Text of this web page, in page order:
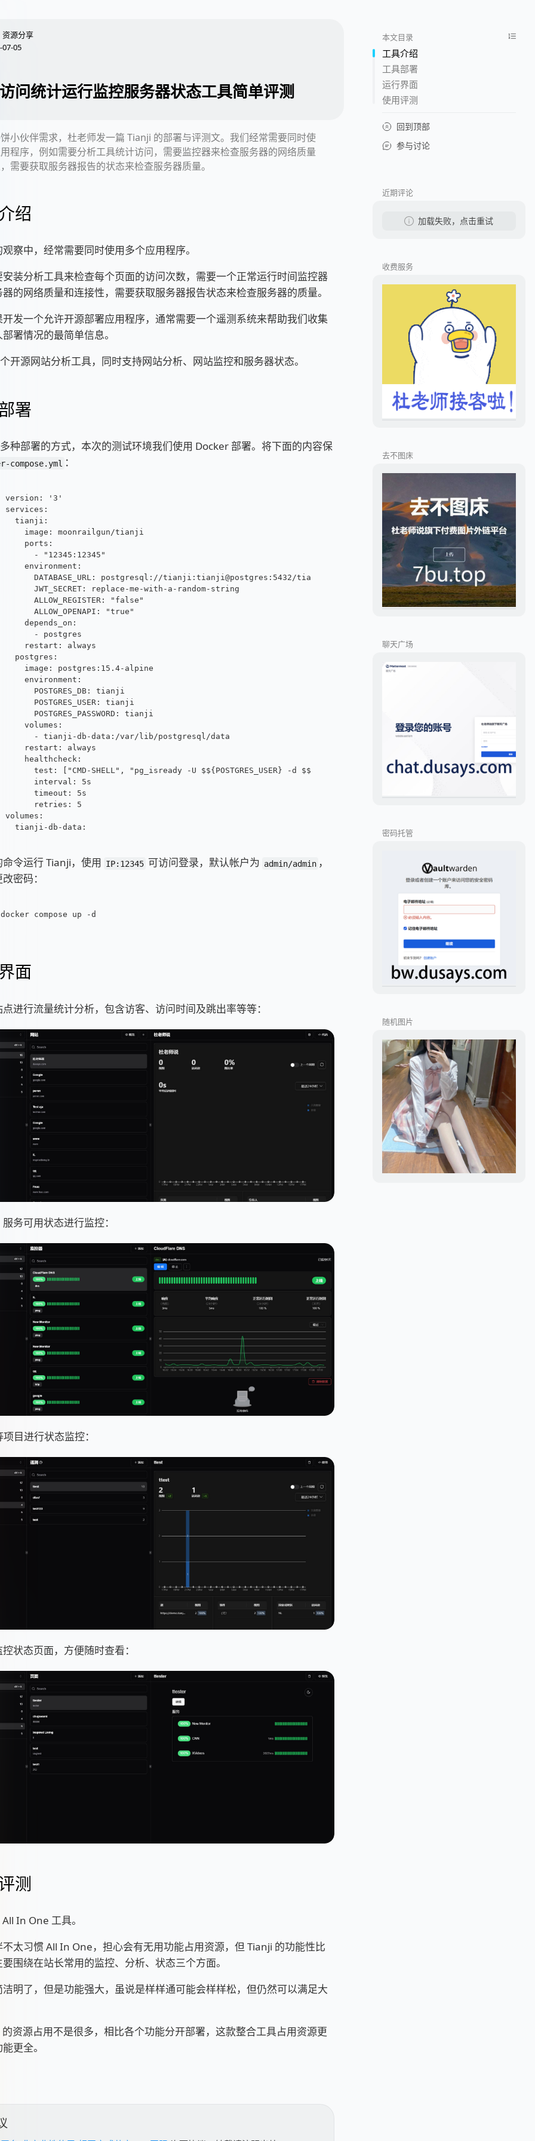
资源分享
07-05
问统计运行监控服务器状态工具简单评测
小伙伴需求，杜老师发一篇 Tianji 的部署与评测文。我们经常需要同时使
程序，例如需要分析工具统计访问，需要监控器来检查服务器的网络质量
需要获取服务器报告的状态来检查服务器质量。
绍
察中，经常需要同时使用多个应用程序。
装分析工具来检查每个页面的访问次数，需要一个正常运行时间监控器
的网络质量和连接性，需要获取服务器报告状态来检查服务器的质量。
发一个允许开源部署应用程序，通常需要一个遥测系统来帮助我们收集
署情况的最简单信息。
开源网站分析工具，同时支持网站分析、网站监控和服务器状态。
署
种部署的方式，本次的测试环境我们使用 Docker 部署。将下面的内容保
compose.yml ：
version: '3'
services:
  tianji:
    image: moonrailgun/tianji
    ports:
      - "12345:12345"
    environment:
      DATABASE_URL: postgresql://tianji:tianji@postgres:5432/tianji
      JWT_SECRET: replace-me-with-a-random-string
      ALLOW_REGISTER: "false"
      ALLOW_OPENAPI: "true"
    depends_on:
      - postgres
    restart: always
  postgres:
    image: postgres:15.4-alpine
    environment:
      POSTGRES_DB: tianji
      POSTGRES_USER: tianji
      POSTGRES_PASSWORD: tianji
    volumes:
      - tianji-db-data:/var/lib/postgresql/data
    restart: always
    healthcheck:
      test: ["CMD-SHELL", "pg_isready -U $${POSTGRES_USER} -d $${POSTGRES_DB}"]
      interval: 5s
      timeout: 5s
      retries: 5
volumes:
  tianji-db-data:
令运行 Tianji，使用 IP:12345 可访问登录，默认帐户为 admin/admin ，
密码：
docker compose up -d
面
进行流量统计分析，包含访客、访问时间及跳出率等等：
务可用状态进行监控：
目进行状态监控：
状态页面，方便随时查看：
测
In One 工具。
太习惯 All In One，担心会有无用功能占用资源，但 Tianji 的功能性比
围绕在站长常用的监控、分析、状态三个方面。
明了，但是功能强大，虽说是样样通可能会样样松，但仍然可以满足大
资源占用不是很多，相比各个功能分开部署，这款整合工具占用资源更
更全。
本文目录
工具介绍
工具部署
运行界面
使用评测
回到顶部
参与讨论
近期评论
加载失败，点击重试
收费服务
去不图床
聊天广场
密码托管
随机图片